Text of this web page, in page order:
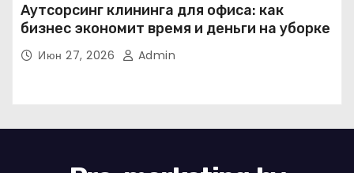
Аутсорсинг клининга для офиса: как
бизнес экономит время и деньги на уборке
Июн 27, 2026 Admin